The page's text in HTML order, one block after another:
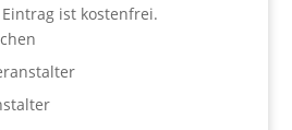
ist kostenfrei.